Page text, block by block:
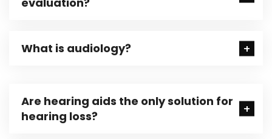
What is audiology?
Are hearing aids the only solution for
hearing loss?